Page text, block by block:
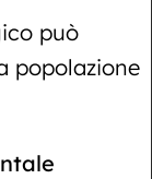
può
popolazione